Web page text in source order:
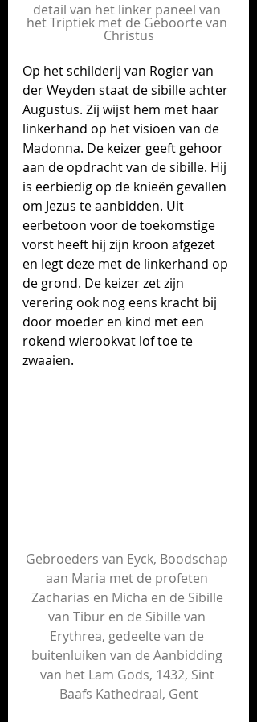
detail van het linker paneel van
het Triptiek met de Geboorte van
Christus
Op het schilderij van Rogier van
der Weyden staat de sibille achter
Augustus. Zij wijst hem met haar
linkerhand op het visioen van de
Madonna. De keizer geeft gehoor
aan de opdracht van de sibille. Hij
is eerbiedig op de knieën gevallen
om Jezus te aanbidden. Uit
eerbetoon voor de toekomstige
vorst heeft hij zijn kroon afgezet
en legt deze met de linkerhand op
de grond. De keizer zet zijn
verering ook nog eens kracht bij
door moeder en kind met een
rokend wierookvat lof toe te
zwaaien.
Gebroeders van Eyck, Boodschap
aan Maria met de profeten
Zacharias en Micha en de Sibille
van Tibur en de Sibille van
Erythrea, gedeelte van de
buitenluiken van de Aanbidding
van het Lam Gods, 1432, Sint
Baafs Kathedraal, Gent